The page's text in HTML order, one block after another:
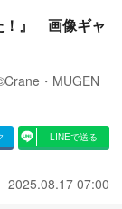
！』 画像ギャ
・MUGEN
LINEで送る
2025.08.17 07:00